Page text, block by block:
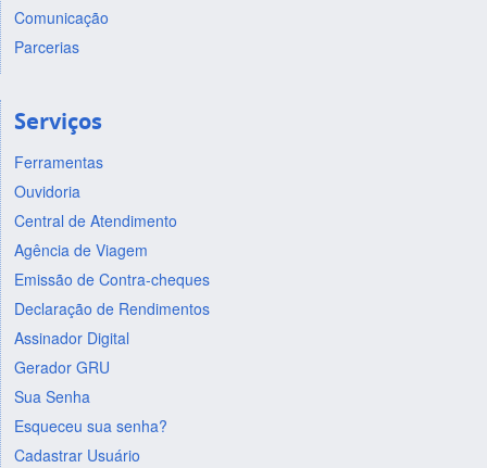
Comunicação
Parcerias
Serviços
Ferramentas
Ouvidoria
Central de Atendimento
Agência de Viagem
Emissão de Contra-cheques
Declaração de Rendimentos
Assinador Digital
Gerador GRU
Sua Senha
Esqueceu sua senha?
Cadastrar Usuário